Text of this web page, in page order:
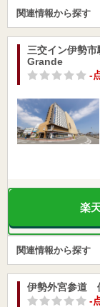
関連情報から探す
三交イン伊勢市
Grande
-
楽
関連情報から探す
伊勢外宮参道
-